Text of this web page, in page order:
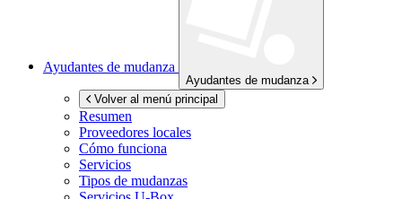
Ayudantes de mudanza
Ayudantes de mudanza
Volver al menú principal
Resumen
Proveedores locales
Cómo funciona
Servicios
Tipos de mudanzas